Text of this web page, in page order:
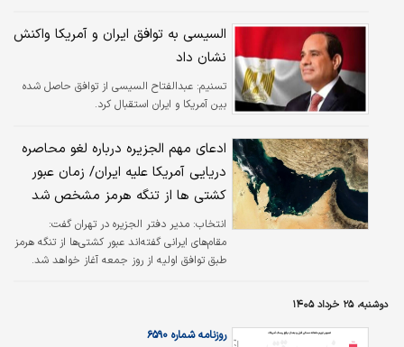
السیسی به توافق ایران و آمریکا واکنش
نشان داد
تسنیم: عبدالفتاح السیسی از توافق حاصل شده
بین آمریکا و ایران استقبال کرد.
ادعای مهم الجزیره درباره لغو محاصره
دریایی آمریکا علیه ایران/ زمان عبور
کشتی ها از تنگه هرمز مشخص شد
انتخاب: مدیر دفتر الجزیره در تهران گفت:
مقام‌های ایرانی گفته‌اند عبور کشتی‌ها از تنگه هرمز
طبق توافق اولیه از روز جمعه آغاز خواهد شد.
دوشنبه، ۲۵ خرداد ۱۴۰۵
روزنامه شماره ۶۵۹۰